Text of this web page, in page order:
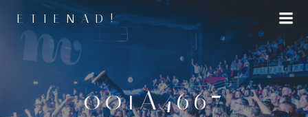
Aller
au
ETIENAD!
001A4667